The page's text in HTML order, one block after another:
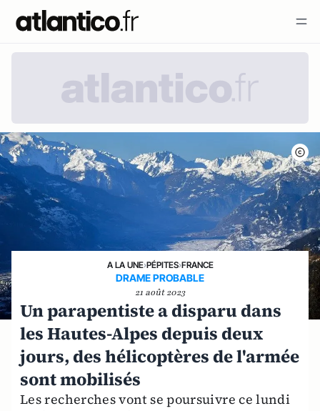
A LA UNE›PÉPITES›FRANCE
DRAME PROBABLE
21 août 2023
Un parapentiste a disparu dans
les Hautes-Alpes depuis deux
jours, des hélicoptères de l'armée
sont mobilisés
Les recherches vont se poursuivre ce lundi